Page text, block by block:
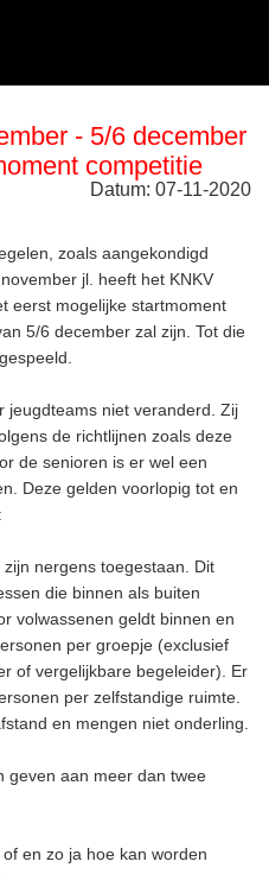
- 5/6 december
competitie
Datum: 07-11-2020
zoals aangekondigd
jl. heeft het KNKV
eerst mogelijke startmoment
5/6 december zal zijn. Tot die
jeugdteams niet veranderd. Zij
de richtlijnen zoals deze
de senioren is er wel een
Deze gelden voorlopig tot en
nergens toegestaan. Dit
die binnen als buiten
volwassenen geldt binnen en
per groepje (exclusief
of vergelijkbare begeleider). Er
per zelfstandige ruimte.
en mengen niet onderling.
geven aan meer dan twee
en zo ja hoe kan worden